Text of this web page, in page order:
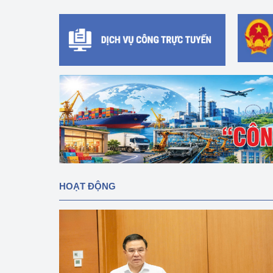
Khoa học, công
Thông báo
Bảo vệ môi trường
Bảo vệ nền tảng tư
Doanh nghiệp -
Ngành Công
HOẠT ĐỘNG